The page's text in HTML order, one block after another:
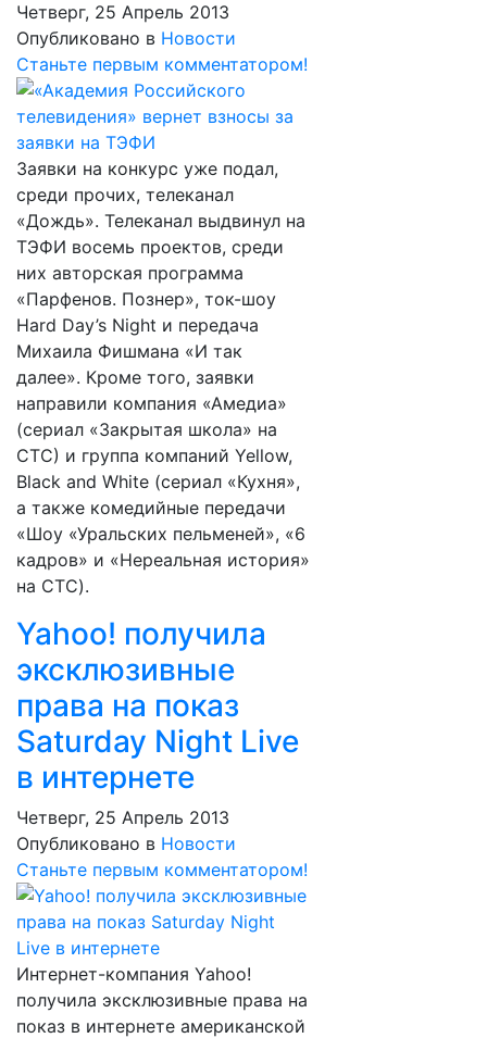
Четверг, 25 Апрель 2013
Опубликовано в Новости
Станьте первым комментатором!
Заявки на конкурс уже подал,
среди прочих, телеканал
«Дождь». Телеканал выдвинул на
ТЭФИ восемь проектов, среди
них авторская программа
«Парфенов. Познер», ток-шоу
Hard Day’s Night и передача
Михаила Фишмана «И так
далее». Кроме того, заявки
направили компания «Амедиа»
(сериал «Закрытая школа» на
СТС) и группа компаний Yellow,
Black and White (сериал «Кухня»,
а также комедийные передачи
«Шоу «Уральских пельменей», «6
кадров» и «Нереальная история»
на СТС).
Yahoo! получила
эксклюзивные
права на показ
Saturday Night Live
в интернете
Четверг, 25 Апрель 2013
Опубликовано в Новости
Станьте первым комментатором!
Интернет-компания Yahoo!
получила эксклюзивные права на
показ в интернете американской